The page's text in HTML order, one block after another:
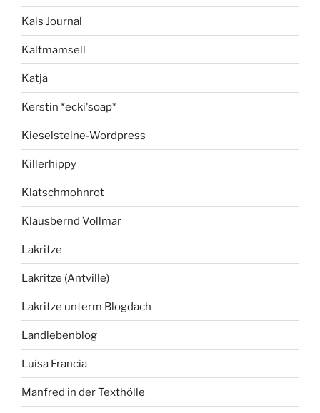
Kais Journal
Kaltmamsell
Katja
Kerstin *ecki'soap*
Kieselsteine-Wordpress
Killerhippy
Klatschmohnrot
Klausbernd Vollmar
Lakritze
Lakritze (Antville)
Lakritze unterm Blogdach
Landlebenblog
Luisa Francia
Manfred in der Texthölle